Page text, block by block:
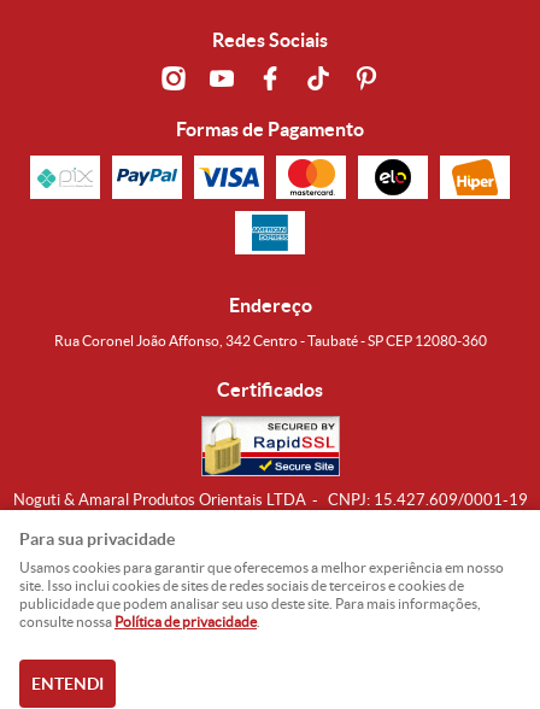
Redes Sociais
Formas de Pagamento
Endereço
Rua Coronel João Affonso, 342 Centro - Taubaté - SP CEP 12080-360
Certificados
Noguti & Amaral Produtos Orientais LTDA CNPJ: 15.427.609/0001-19
Para sua privacidade
Usamos cookies para garantir que oferecemos a melhor experiência em nosso
site. Isso inclui cookies de sites de redes sociais de terceiros e cookies de
publicidade que podem analisar seu uso deste site. Para mais informações,
consulte nossa Política de privacidade.
ENTENDI